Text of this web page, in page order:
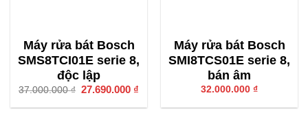
Máy rửa bát Bosch
SMS8TCI01E serie 8,
độc lập
37.000.000₫ Giá
là:
27.690.000 ₫
tại
Máy rửa bát Bosch
SMI8TCS01E serie 8,
bán âm
32.000.000 ₫